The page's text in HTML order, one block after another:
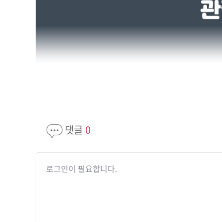
댓글 0
로그인이 필요합니다.